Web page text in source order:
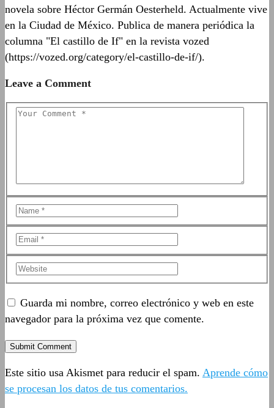
novela sobre Héctor Germán Oesterheld. Actualmente vive
en la Ciudad de México. Publica de manera periódica la
columna "El castillo de If" en la revista vozed
(https://vozed.org/category/el-castillo-de-if/).
Leave a Comment
Guarda mi nombre, correo electrónico y web en este
navegador para la próxima vez que comente.
Este sitio usa Akismet para reducir el spam. Aprende cómo
se procesan los datos de tus comentarios.